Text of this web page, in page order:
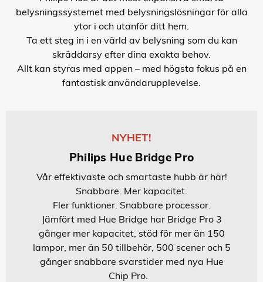
belysningssystemet med belysningslösningar för alla
ytor i och utanför ditt hem.
Ta ett steg in i en värld av belysning som du kan
skräddarsy efter dina exakta behov.
Allt kan styras med appen – med högsta fokus på en
fantastisk användarupplevelse.
NYHET!
Philips Hue Bridge Pro
Vår effektivaste och smartaste hubb är här!
Snabbare. Mer kapacitet.
Fler funktioner. Snabbare processor.
Jämfört med Hue Bridge har Bridge Pro 3
gånger mer kapacitet, stöd för mer än 150
lampor, mer än 50 tillbehör, 500 scener och 5
gånger snabbare svarstider med nya Hue
Chip Pro.